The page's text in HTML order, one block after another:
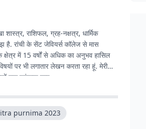
राशिफल, ग्रह-नक्षत्र, धार्मिक
है. रांची के सेंट जेवियर्स कॉलेज से मास
में 15 वर्षों से अधिक का अनुभव हासिल
पर भी लगातार लेखन करता रहा हूं. मेरी
तक पहुंचाया जाए.
purnima 2023